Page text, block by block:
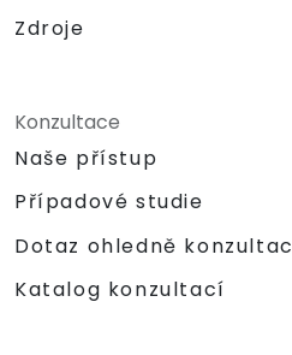
Zdroje
Konzultace
Naše přístup
Případové studie
Dotaz ohledně
Katalog konzultací